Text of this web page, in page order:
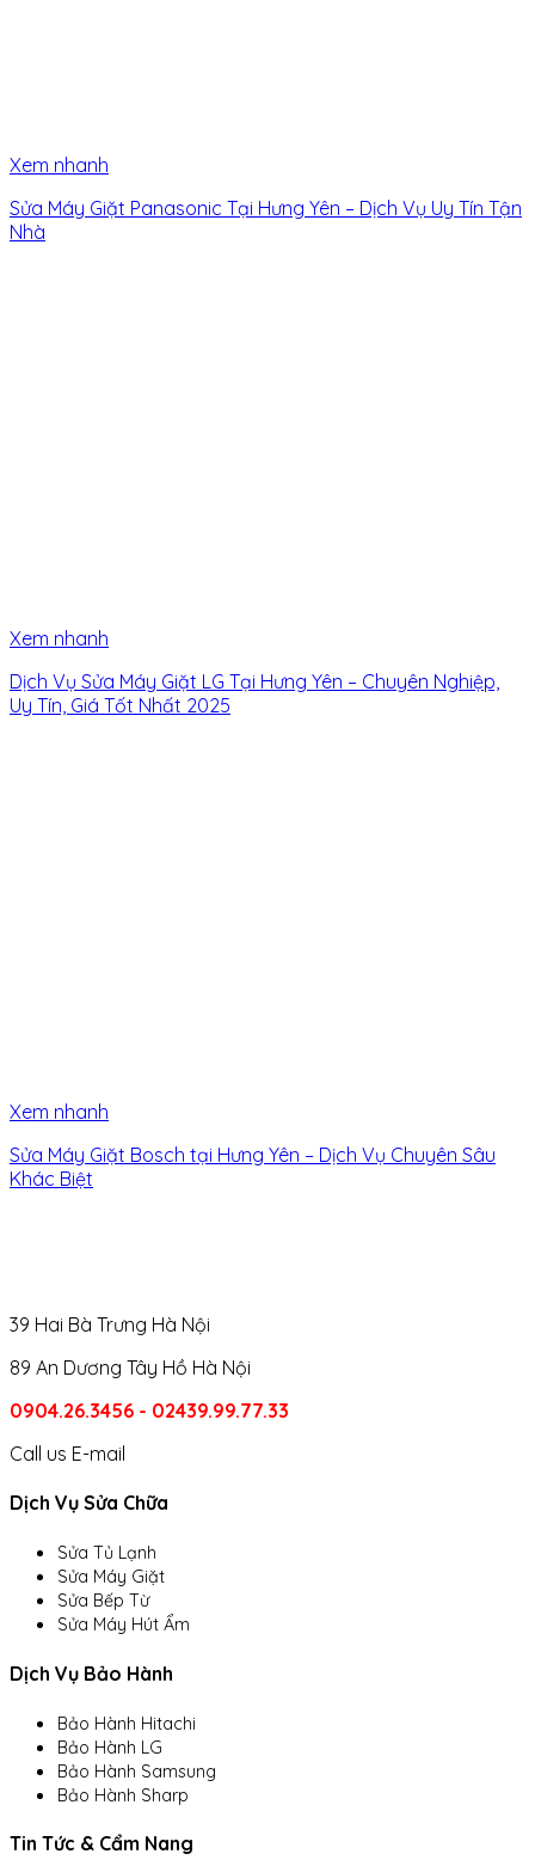
Xem nhanh
Sửa Máy Giặt Panasonic Tại Hưng Yên – Dịch Vụ Uy Tín Tận
Nhà
Xem nhanh
Dịch Vụ Sửa Máy Giặt LG Tại Hưng Yên – Chuyên Nghiệp,
Uy Tín, Giá Tốt Nhất 2025
Xem nhanh
Sửa Máy Giặt Bosch tại Hưng Yên – Dịch Vụ Chuyên Sâu
Khác Biệt
39 Hai Bà Trưng Hà Nội
89 An Dương Tây Hồ Hà Nội
0904.26.3456 - 02439.99.77.33
Call us E-mail
Dịch Vụ Sửa Chữa
Sửa Tủ Lạnh
Sửa Máy Giặt
Sửa Bếp Từ
Sửa Máy Hút Ẩm
Dịch Vụ Bảo Hành
Bảo Hành Hitachi
Bảo Hành LG
Bảo Hành Samsung
Bảo Hành Sharp
Tin Tức & Cẩm Nang